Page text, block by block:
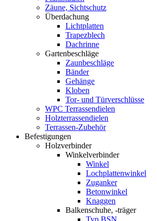
Zäune, Sichtschutz
Überdachung
Lichtplatten
Trapezblech
Dachrinne
Gartenbeschläge
Zaunbeschläge
Bänder
Gehänge
Kloben
Tor- und Türverschlüsse
WPC Terrassendielen
Holzterrassendielen
Terrassen-Zubehör
Befestigungen
Holzverbinder
Winkelverbinder
Winkel
Lochplattenwinkel
Zuganker
Betonwinkel
Knaggen
Balkenschuhe, -träger
Typ BSN